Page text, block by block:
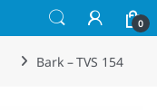
0
Bark – TVS 154